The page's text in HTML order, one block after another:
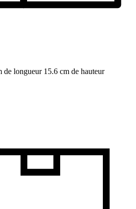
de longueur 15.6 cm de hauteur